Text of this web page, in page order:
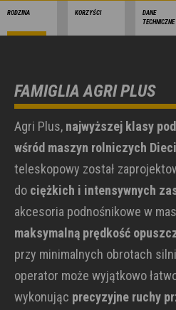
RODZINA KORZYŚCI
DANE
TECHNICZNE
FAMIGLIA AGRI PLUS
Agri Plus, najwyższej klasy
wśród maszyn rolniczych Dieci
teleskopowy został
do ciężkich i intensywnych
akcesoria podnośnikowe w
maksymalną prędkość
przy minimalnych obrotach
operator może wyjątkowo
wykonując precyzyjne ruchy